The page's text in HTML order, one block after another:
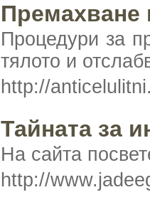
Премахване
Процедури за
тялото и
http://
Тайната за
На сайта
http://